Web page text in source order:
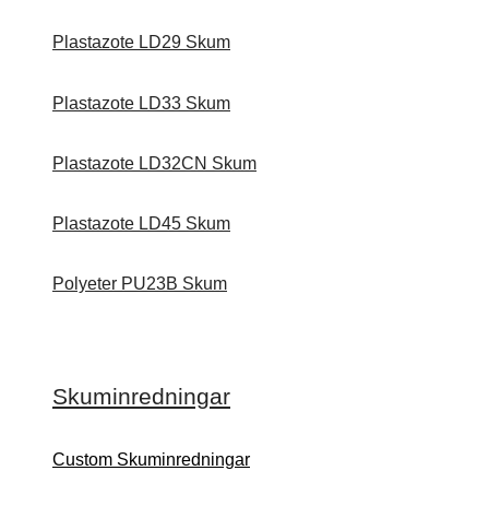
Plastazote LD29 Skum
Plastazote LD33 Skum
Plastazote LD32CN Skum
Plastazote LD45 Skum
Polyeter PU23B Skum
Skuminredningar
Custom Skuminredningar